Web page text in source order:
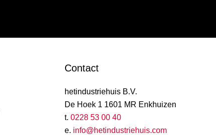
Contact
hetindustriehuis B.V.
De Hoek 1 1601 MR Enkhuizen
t. 0228 53 00 40
e. info@hetindustriehuis.com